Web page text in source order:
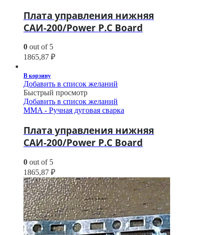
Плата управления нижняя
САИ-200/Power P.C Board
0 out of 5
1865,87 ₽
В корзину
Добавить в список желаний
Быстрый просмотр
Добавить в список желаний
MMA - Ручная дуговая сварка
Плата управления нижняя
САИ-200/Power P.C Board
0 out of 5
1865,87 ₽